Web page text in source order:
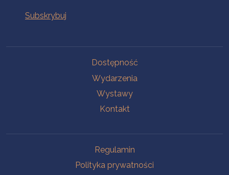
Dostępność
Wydarzenia
Wystawy
Kontakt
Regulamin
Polityka prywatności